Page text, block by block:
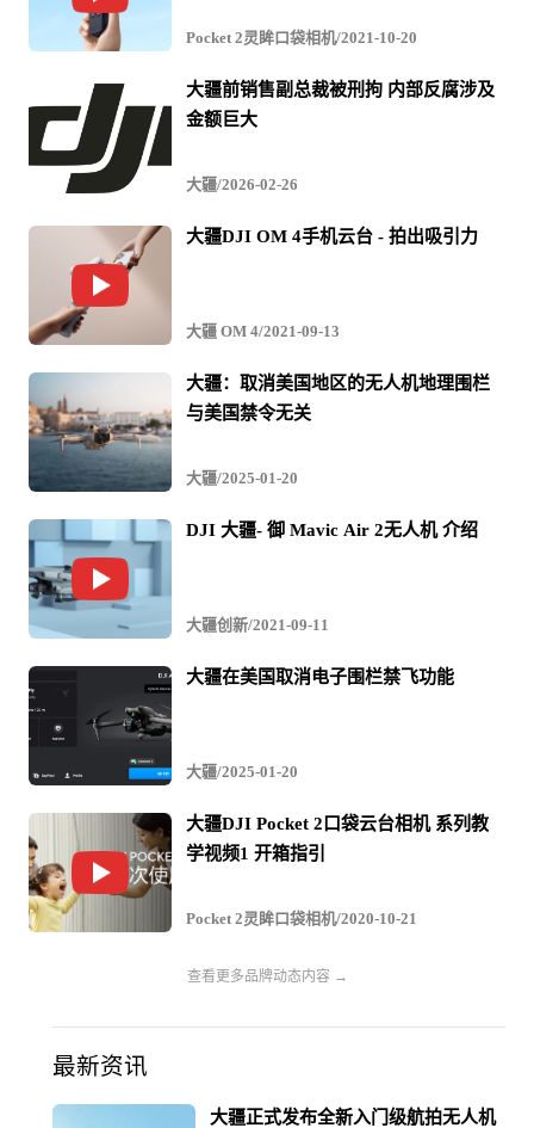
及“经纬”系列行业无人机，在美国市场上击败了众多竞争
者。美国著名的无人机社区3DR曾融资1.7亿美元试图与大
疆竞争，但目前已经放弃制造自己的无人机，转而专注于
开发在大疆无人机上运行的企业软件。而明星公司GoPro
2018年关闭了这项业务。反而是在去年，大疆推出了一款
性能不错的运动相机Osmo Action。
但最近随着美国对中国无人机的限制，美国出现了一批新
的无人机初创公司，希望在新的竞争环境下在美国市场与
大疆展开竞争。
前特斯拉电池工程师史宾塞·戈尔（Spencer Gore）创办了
无人机公司Impossible，他瞄准警察与消防部门客户：“美
国有18000个市政警察部门和32000个消防部门，其中只有
60个可以负担得起大型直升机的费用”。但戈尔承认美国警
察和消防部门的采购说明，常常是按照大疆无人机的规格
来描述的，最后他不得不一一联系警察和消防部门，要求
他们更改采购说明，以便Impossible公司能够申请竞标。戈
尔对这种情况非常不满意，他支持美国政府对大疆的限
买中国制造的大疆无人机。我们正在用我们的联邦资金来
培养‘中国承包商’！”
康涅狄格州民主党参议员克里斯·墨菲（Chris Murphy）也
表示，美国本土无人机制造商需要政府补贴才能与大疆竞
此前，《环球时报》曾报道美国加州警方表示，随着新冠
病毒疫情的不断蔓延，为了进一步限制人与人接触，并进
Pocket 2灵眸口袋相机/2021-10-20
大疆前销售副总裁被刑拘 内部反腐涉及
金额巨大
大疆/2026-02-26
大疆DJI OM 4手机云台 - 拍出吸引力
大疆 OM 4/2021-09-13
大疆：取消美国地区的无人机地理围栏
与美国禁令无关
大疆/2025-01-20
DJI 大疆- 御 Mavic Air 2无人机 介绍
大疆创新/2021-09-11
大疆在美国取消电子围栏禁飞功能
大疆/2025-01-20
大疆DJI Pocket 2口袋云台相机 系列教
学视频1 开箱指引
Pocket 2灵眸口袋相机/2020-10-21
查看更多品牌动态内容 →
最新资讯
大疆正式发布全新入门级航拍无人机